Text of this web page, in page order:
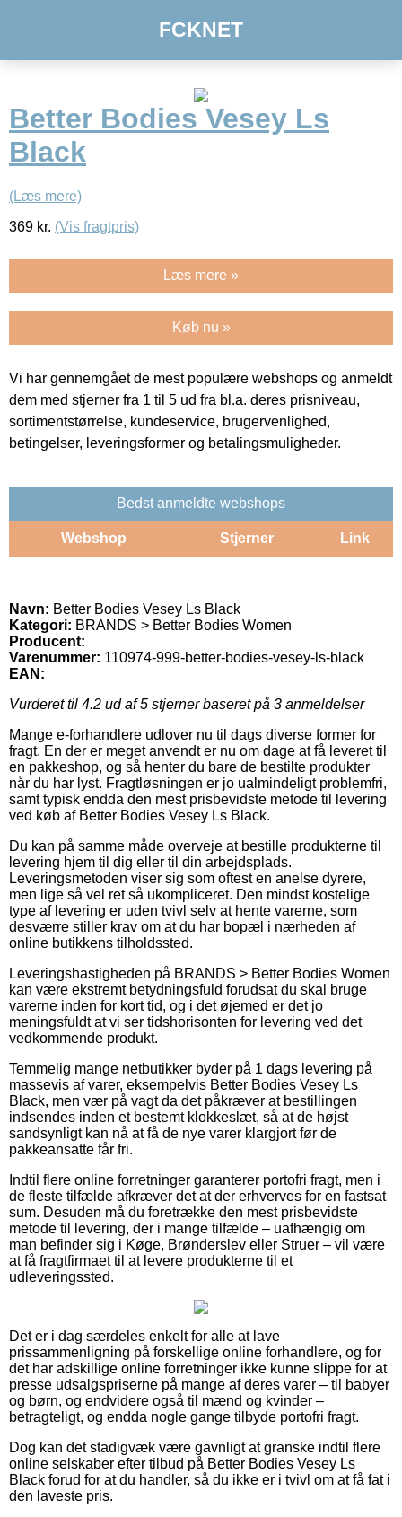
FCKNET
Better Bodies Vesey Ls
Black
(Læs mere)
369 kr. (Vis fragtpris)
Læs mere »
Køb nu »
Vi har gennemgået de mest populære webshops og anmeldt
dem med stjerner fra 1 til 5 ud fra bl.a. deres prisniveau,
sortimentstørrelse, kundeservice, brugervenlighed,
betingelser, leveringsformer og betalingsmuligheder.
Bedst anmeldte webshops
Webshop Stjerner Link
Navn: Better Bodies Vesey Ls Black
Kategori: BRANDS > Better Bodies Women
Producent:
Varenummer: 110974-999-better-bodies-vesey-ls-black
EAN:
Vurderet til 4.2 ud af 5 stjerner baseret på 3 anmeldelser
Mange e-forhandlere udlover nu til dags diverse former for
fragt. En der er meget anvendt er nu om dage at få leveret til
en pakkeshop, og så henter du bare de bestilte produkter
når du har lyst. Fragtløsningen er jo ualmindeligt problemfri,
samt typisk endda den mest prisbevidste metode til levering
ved køb af Better Bodies Vesey Ls Black.
Du kan på samme måde overveje at bestille produkterne til
levering hjem til dig eller til din arbejdsplads.
Leveringsmetoden viser sig som oftest en anelse dyrere,
men lige så vel ret så ukompliceret. Den mindst kostelige
type af levering er uden tvivl selv at hente varerne, som
desværre stiller krav om at du har bopæl i nærheden af
online butikkens tilholdssted.
Leveringshastigheden på BRANDS > Better Bodies Women
kan være ekstremt betydningsfuld forudsat du skal bruge
varerne inden for kort tid, og i det øjemed er det jo
meningsfuldt at vi ser tidshorisonten for levering ved det
vedkommende produkt.
Temmelig mange netbutikker byder på 1 dags levering på
massevis af varer, eksempelvis Better Bodies Vesey Ls
Black, men vær på vagt da det påkræver at bestillingen
indsendes inden et bestemt klokkeslæt, så at de højst
sandsynligt kan nå at få de nye varer klargjort før de
pakkeansatte får fri.
Indtil flere online forretninger garanterer portofri fragt, men i
de fleste tilfælde afkræver det at der erhverves for en fastsat
sum. Desuden må du foretrække den mest prisbevidste
metode til levering, der i mange tilfælde – uafhængig om
man befinder sig i Køge, Brønderslev eller Struer – vil være
at få fragtfirmaet til at levere produkterne til et
udleveringssted.
Det er i dag særdeles enkelt for alle at lave
prissammenligning på forskellige online forhandlere, og for
det har adskillige online forretninger ikke kunne slippe for at
presse udsalgspriserne på mange af deres varer – til babyer
og børn, og endvidere også til mænd og kvinder –
betragteligt, og endda nogle gange tilbyde portofri fragt.
Dog kan det stadigvæk være gavnligt at granske indtil flere
online selskaber efter tilbud på Better Bodies Vesey Ls
Black forud for at du handler, så du ikke er i tvivl om at få fat i
den laveste pris.